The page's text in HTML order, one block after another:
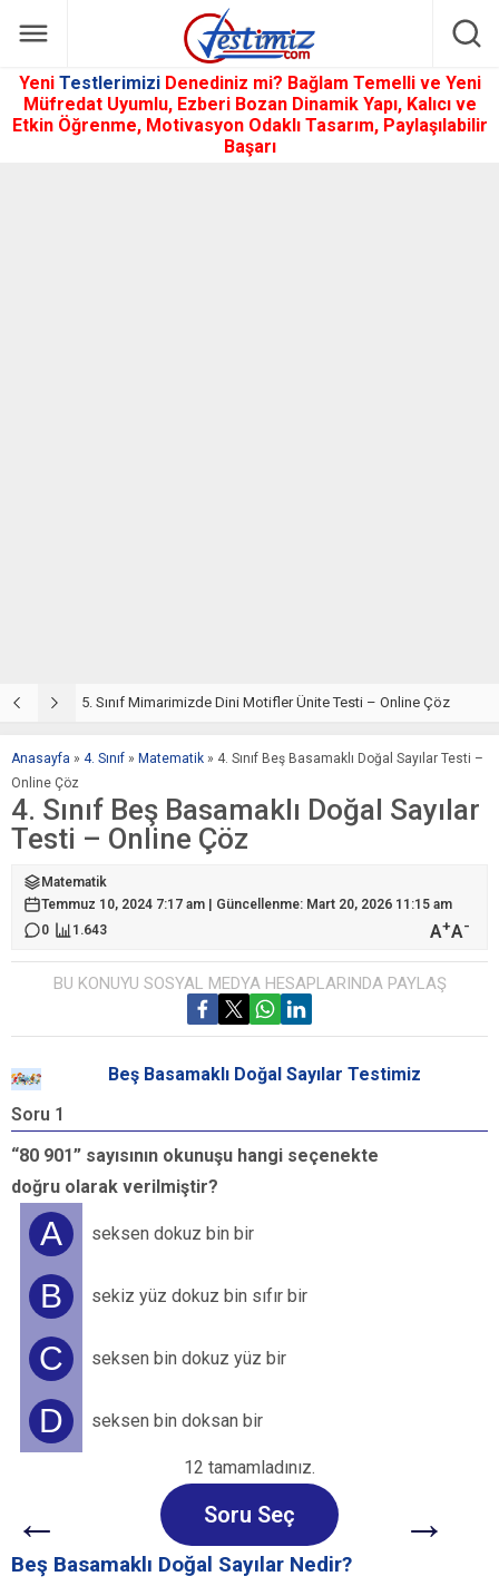
Yeni Testlerimizi Denediniz mi? Bağlam Temelli ve Yeni
Müfredat Uyumlu, Ezberi Bozan Dinamik Yapı, Kalıcı ve
Etkin Öğrenme, Motivasyon Odaklı Tasarım, Paylaşılabilir
Başarı
5. Sınıf Mimarimizde Dini Motifler Ünite Testi – Online Çöz
Anasayfa » 4. Sınıf » Matematik » 4. Sınıf Beş Basamaklı Doğal Sayılar Testi –
Online Çöz
4. Sınıf Beş Basamaklı Doğal Sayılar
Testi – Online Çöz
Matematik
Temmuz 10, 2024 7:17 am | Güncellenme: Mart 20, 2026 11:15 am
0
1.643 A+A-
BU KONUYU SOSYAL MEDYA HESAPLARINDA PAYLAŞ
Beş Basamaklı Doğal Sayılar Testimiz
Soru 1
“80 901” sayısının okunuşu hangi seçenekte
doğru olarak verilmiştir?
A seksen dokuz bin bir
B sekiz yüz dokuz bin sıfır bir
C seksen bin dokuz yüz bir
D seksen bin doksan bir
12 tamamladınız.
← Soru Seç →
Beş Basamaklı Doğal Sayılar Nedir?